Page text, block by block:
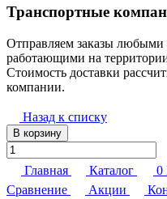
Транспортные
Отправляем заказы
работающими на
Стоимость доставки
компании.
Назад к списку
В корзину
Главная Каталог 0
Сравнение
Акции